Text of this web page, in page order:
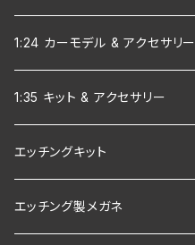
1:24 カーモデル & アクセサリー
1:35 キット & アクセサリー
エッチングキット
エッチング製メガネ